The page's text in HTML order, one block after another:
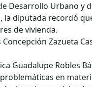
Desarrollo Urbano y
la diputada recordó
de vivienda.
Zazueta
Guadalupe Robles
en